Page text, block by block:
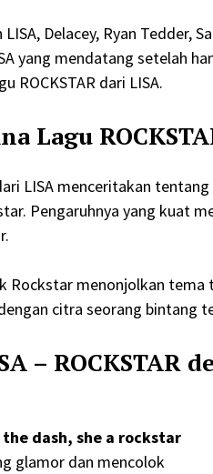
LISA, Delacey, Ryan Tedder,
yang mendatang setelah
ROCKSTAR dari LISA.
Lagu
LISA menceritakan
Pengaruhnya yang kuat
Rockstar menonjolkan
citra seorang bintang
– ROCKSTAR
dash, she a rockstar
glamor dan mencolok